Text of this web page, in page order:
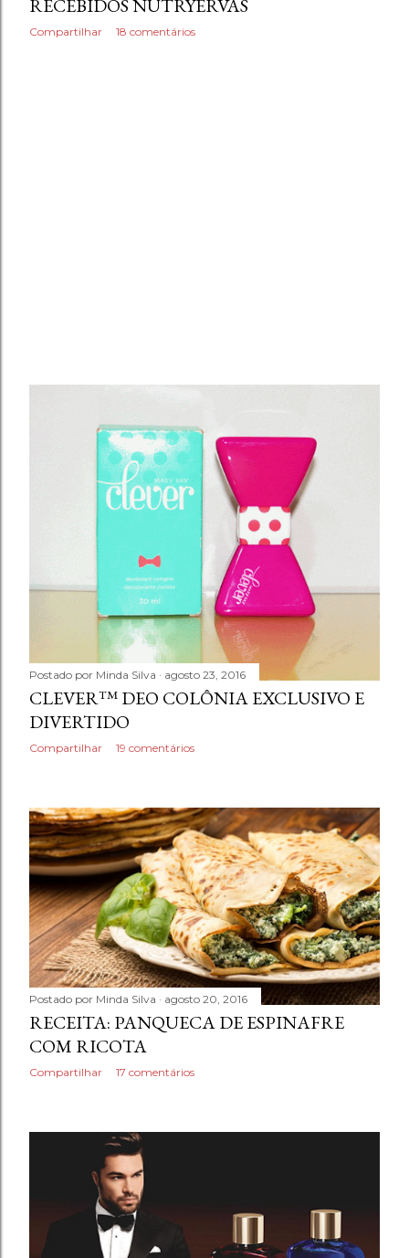
RECEBIDOS NUTRYERVAS
Compartilhar 18 comentários
Postado por Minda Silva agosto 23, 2016
CLEVER™ DEO COLÔNIA EXCLUSIVO E
DIVERTIDO
Compartilhar 19 comentários
Postado por Minda Silva agosto 20, 2016
RECEITA: PANQUECA DE ESPINAFRE
COM RICOTA
Compartilhar 17 comentários